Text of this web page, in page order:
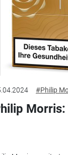
#Philip
Morris: